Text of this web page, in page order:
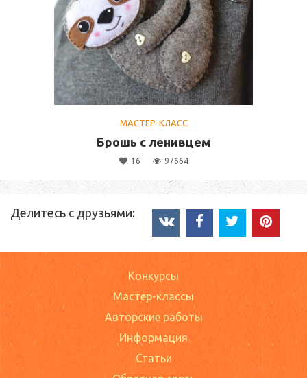
МАСТЕР-КЛАСС
Брошь с ленивцем
16 97664
Делитесь с друзьями:
Конкурсы
Мастер-классы
Авторские работы
Информация
Статьи